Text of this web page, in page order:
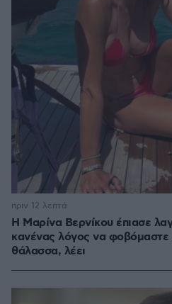
Η Μαρίνα Βερνίκου έπιασε
κανένας λόγος να
θάλασσα, λέει
πριν 12 λεπτά